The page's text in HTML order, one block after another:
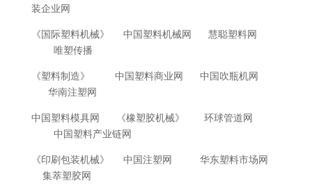
装企业网
《国际塑料机械》 中国塑料机械网 慧聪塑料网
唯塑传播
《塑料制造》 中国塑料商业网 中国吹瓶机网
华南注塑网
中国塑料模具网 《橡塑胶机械》 环球管道网
中国塑料产业链网
《印刷包装机械》 中国注塑网 华东塑料市场网
集萃塑胶网